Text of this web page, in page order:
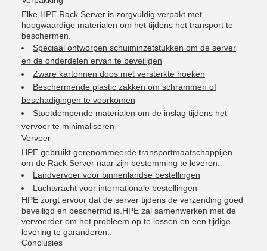
Elke HPE Rack Server is zorgvuldig verpakt met
hoogwaardige materialen om het tijdens het transport te
beschermen.
Speciaal ontworpen schuiminzetstukken om de server
en de onderdelen ervan te beveiligen
Zware kartonnen doos met versterkte hoeken
Beschermende plastic zakken om schrammen of
beschadigingen te voorkomen
Stootdempende materialen om de inslag tijdens het
vervoer te minimaliseren
Vervoer
HPE gebruikt gerenommeerde transportmaatschappijen
om de Rack Server naar zijn bestemming te leveren.
Landvervoer voor binnenlandse bestellingen
Luchtvracht voor internationale bestellingen
HPE zorgt ervoor dat de server tijdens de verzending goed
beveiligd en beschermd is.HPE zal samenwerken met de
vervoerder om het probleem op te lossen en een tijdige
levering te garanderen..
Conclusies